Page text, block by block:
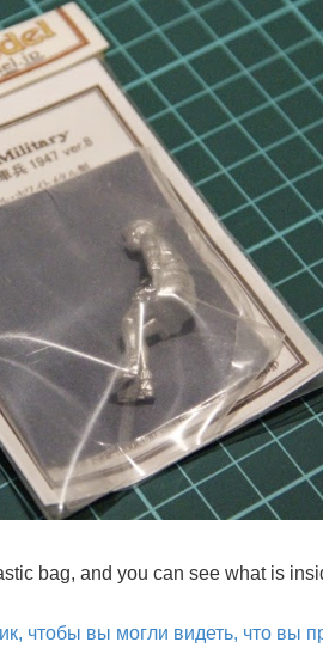
bag, and you can see what is
чтобы вы могли видеть, что вы